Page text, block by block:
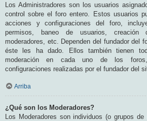
Los Administradores son los usuarios
control sobre el foro entero. Estos usuarios
acciones y configuraciones del foro,
permisos, baneo de usuarios,
moderadores, etc. Dependen del fundador del
éste les ha dado. Ellos también tienen
moderación en cada uno de los
configuraciones realizadas por el fundador del
Arriba
¿Qué son los Moderadores?
Los Moderadores son individuos (o grupos